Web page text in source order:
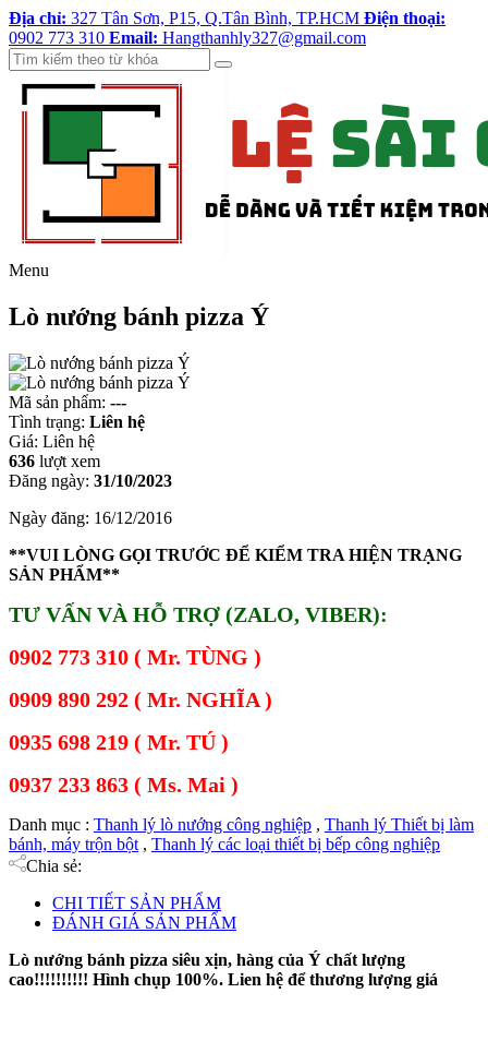
Địa chỉ: 327 Tân Sơn, P15, Q.Tân Bình, TP.HCM Điện thoại:
0902 773 310 Email: Hangthanhly327@gmail.com
Menu
Lò nướng bánh pizza Ý
Mã sản phẩm: ---
Tình trạng: Liên hệ
Giá: Liên hệ
636 lượt xem
Đăng ngày: 31/10/2023
Ngày đăng: 16/12/2016
**VUI LÒNG GỌI TRƯỚC ĐỂ KIỂM TRA HIỆN TRẠNG
SẢN PHẨM**
TƯ VẤN VÀ HỖ TRỢ (ZALO, VIBER):
0902 773 310 ( Mr. TÙNG )
0909 890 292 ( Mr. NGHĨA )
0935 698 219 ( Mr. TÚ )
0937 233 863 ( Ms. Mai )
Danh mục : Thanh lý lò nướng công nghiệp , Thanh lý Thiết bị làm
bánh, máy trộn bột , Thanh lý các loại thiết bị bếp công nghiệp
Chia sẻ:
CHI TIẾT SẢN PHẨM
ĐÁNH GIÁ SẢN PHẨM
Lò nướng bánh pizza siêu xịn, hàng của Ý chất lượng
cao!!!!!!!!!! Hình chụp 100%. Lien hệ để thương lượng giá